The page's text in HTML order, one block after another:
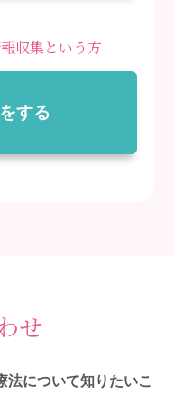
収集という方
する
せ
法について知りたいこ